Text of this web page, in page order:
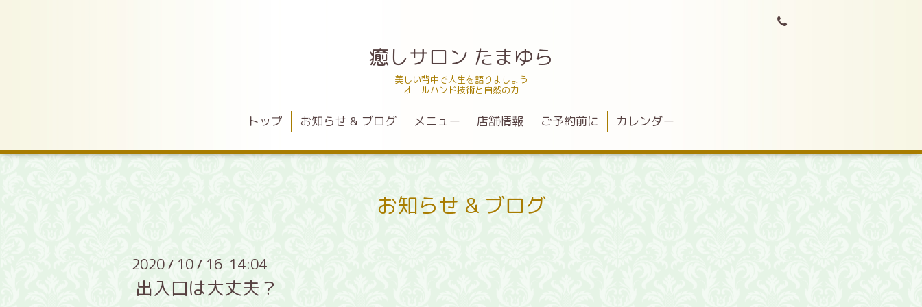
癒しサロン たまゆら
美しい背中で人生を語りましょう
オールハンド技術と自然の力
トップ お知らせ & ブログ メニュー 店舗情報 ご予約前に カレンダー
お知らせ & ブログ
2020 / 10 / 16 14:04
出入口は大丈夫？